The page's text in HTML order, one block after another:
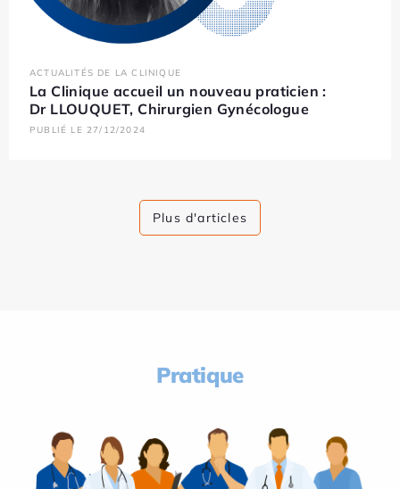
ACTUALITÉS DE LA CLINIQUE
La Clinique accueil un nouveau praticien :
Dr LLOUQUET, Chirurgien Gynécologue
PUBLIÉ LE 27/12/2024
Plus d'articles
Pratique